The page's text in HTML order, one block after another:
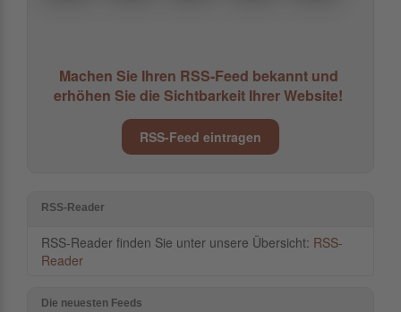
Machen Sie Ihren RSS-Feed bekannt und
erhöhen Sie die Sichtbarkeit Ihrer Website!
RSS-Feed eintragen
RSS-Reader
RSS-Reader finden Sie unter unsere Übersicht: RSS-
Reader
Die neuesten Feeds